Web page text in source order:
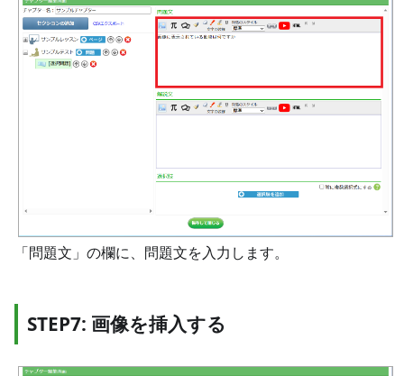
「問題文」の欄に、問題文を入力します。
STEP7: 画像を挿入する